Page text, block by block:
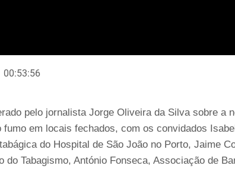
00:53:56
pelo jornalista Jorge Oliveira da Silva sobre a
fumo em locais fechados, com os convidados
do Hospital de São João no Porto, Jaime
do Tabagismo, António Fonseca, Associação de